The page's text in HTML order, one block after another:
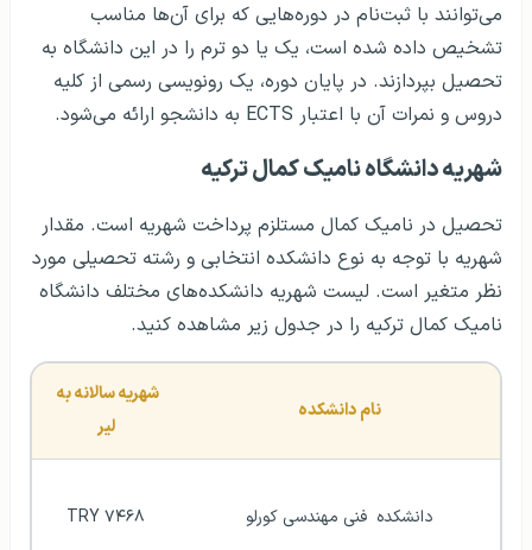
می‌توانند با ثبت‌نام در دوره‌هایی که برای آن‌ها مناسب
تشخیص داده شده است، یک یا دو ترم را در این دانشگاه به
تحصیل بپردازند. در پایان دوره، یک رونویسی رسمی از کلیه
دروس و نمرات آن با اعتبار ECTS به دانشجو ارائه می‌شود.
شهریه دانشگاه نامیک کمال ترکیه
تحصیل در نامیک کمال مستلزم پرداخت شهریه است. مقدار
شهریه با توجه به نوع دانشکده انتخابی و رشته تحصیلی مورد
نظر متغیر است. لیست شهریه دانشکده‌های مختلف دانشگاه
نامیک کمال ترکیه را در جدول زیر مشاهده کنید.
نام دانشکده
لیر
دانشکده  فنی مهندسی کورلو ۷۴۶۸ TRY